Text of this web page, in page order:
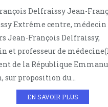
Delfraissy Jean-
Extrême centre, médecin
Jean-François Delfraissy,
et professeur de
de la République
sur proposition du...
EN SAVOIR PLUS